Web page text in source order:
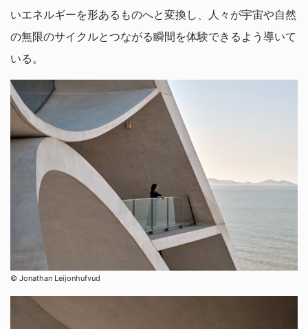
いエネルギーを形あるものへと変換し、人々が宇宙や自然
の無限のサイクルとつながる瞬間を体験できるよう導いて
いる。
© Jonathan Leijonhufvud